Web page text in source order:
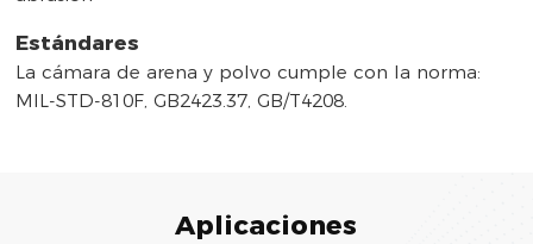
Estándares
La cámara de arena y polvo cumple con la norma:
MIL-STD-810F, GB2423.37, GB/T4208.
Aplicaciones